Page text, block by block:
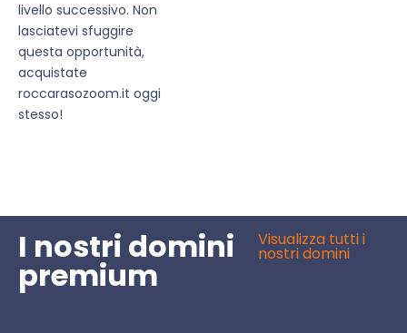
livello successivo. Non
lasciatevi sfuggire
questa opportunità,
acquistate
roccarasozoom.it oggi
stesso!
I nostri domini
premium
Visualizza tutti i
nostri domini